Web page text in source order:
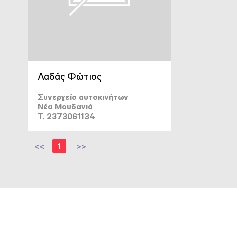
Λαδάς Φώτιος
Συνεργείο αυτοκινήτων
Νέα Μουδανιά
T. 2373061134
<< 1 >>